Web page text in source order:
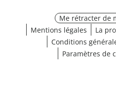
Me rétracter de
Mentions légales
La
Conditions
Paramètres de